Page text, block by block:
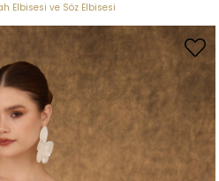
Elbisesi ve Söz Elbisesi